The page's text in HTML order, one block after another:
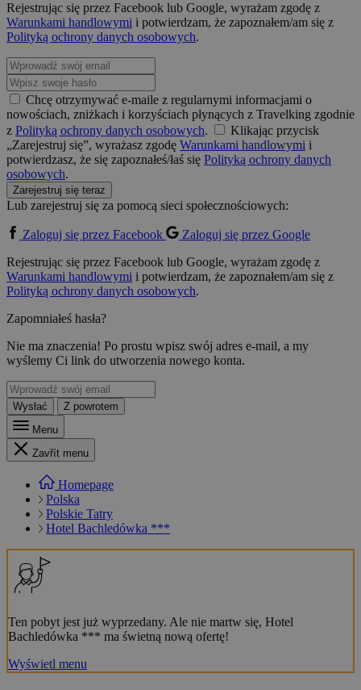
Rejestrując się przez Facebook lub Google, wyrażam zgodę z
Warunkami handlowymi i potwierdzam, że zapoznałem/am się z
Polityką ochrony danych osobowych.
Chcę otrzymywać e-maile z regularnymi informacjami o
nowościach, zniżkach i korzyściach płynących z Travelking zgodnie
z Polityką ochrony danych osobowych.
Klikając przycisk
„Zarejestruj się”, wyrażasz zgodę Warunkami handlowymi i
potwierdzasz, że się zapoznałeś/łaś się Polityką ochrony danych
osobowych.
Zarejestruj się teraz
Lub zarejestruj się za pomocą sieci społecznościowych:
Zaloguj się przez Facebook
Zaloguj się przez Google
Rejestrując się przez Facebook lub Google, wyrażam zgodę z
Warunkami handlowymi i potwierdzam, że zapoznałem/am się z
Polityką ochrony danych osobowych.
Zapomniałeś hasła?
Nie ma znaczenia! Po prostu wpisz swój adres e-mail, a my
wyślemy Ci link do utworzenia nowego konta.
Wysłać
Z powrotem
Menu
Zavřít menu
Homepage
Polska
Polskie Tatry
Hotel Bachledówka ***
Ten pobyt jest już wyprzedany. Ale nie martw się, Hotel
Bachledówka *** ma świetną nową ofertę!
Wyświetl menu